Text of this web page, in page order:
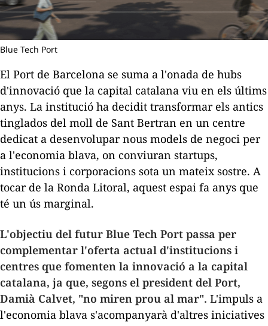
Blue Tech Port
El Port de Barcelona se suma a l'onada de hubs
d'innovació que la capital catalana viu en els últims
anys. La institució ha decidit transformar els antics
tinglados del moll de Sant Bertran en un centre
dedicat a desenvolupar nous models de negoci per
a l'economia blava, on conviuran startups,
institucions i corporacions sota un mateix sostre. A
tocar de la Ronda Litoral, aquest espai fa anys que
té un ús marginal.
L'objectiu del futur Blue Tech Port passa per
complementar l'oferta actual d'institucions i
centres que fomenten la innovació a la capital
catalana, ja que, segons el president del Port,
Damià Calvet, "no miren prou al mar". L'impuls a
l'economia blava s'acompanyarà d'altres iniciatives